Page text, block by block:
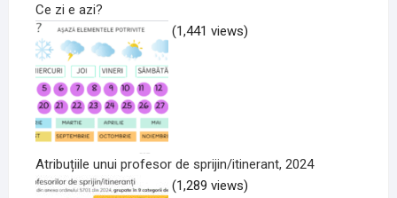
Ce zi e azi?
(1,441 views)
Atribuțiile unui profesor de sprijin/itinerant, 2024
(1,289 views)